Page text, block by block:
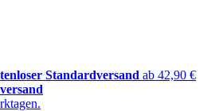
Standardversand ab 42,90 €